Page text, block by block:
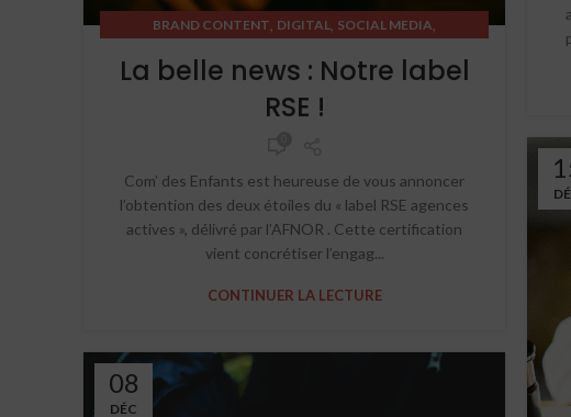
BRAND CONTENT, DIGITAL , SOCIAL MEDIA,
La belle news : Notre label
RSE !
Com’ des Enfants est heureuse de vous annoncer
l’obtention des deux étoiles du « label RSE agences
actives », délivré par l’AFNOR . Cette certification
vient concrétiser l’engag...
CONTINUER LA LECTURE
08
DÉC